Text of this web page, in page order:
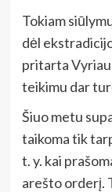
Tokiam
dėl
pritarta
teikimu dar
Šiuo metu
taikoma tik
t. y. kai
arešto orderį.